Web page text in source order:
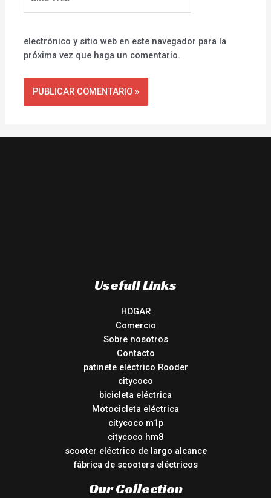
Web
electrónico y sitio web en este navegador para la
próxima vez que haga un comentario.
Usefull Links
HOGAR
Comercio
Sobre nosotros
Contacto
patinete eléctrico Rooder
citycoco
bicicleta eléctrica
Motocicleta eléctrica
citycoco m1p
citycoco hm8
scooter eléctrico de largo alcance
fábrica de scooters eléctricos
Our Collection